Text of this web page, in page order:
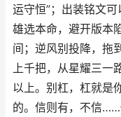
运守恒”；出装铭文
雄选本命，避开版本
间；逆风别投降，拖
上千把，从星耀三一
以上。别杠，杠就是
的。信则有，不信